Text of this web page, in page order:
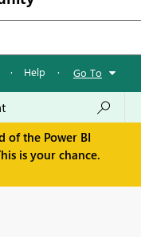
· Help · Go To
of the Power BI
is your chance.